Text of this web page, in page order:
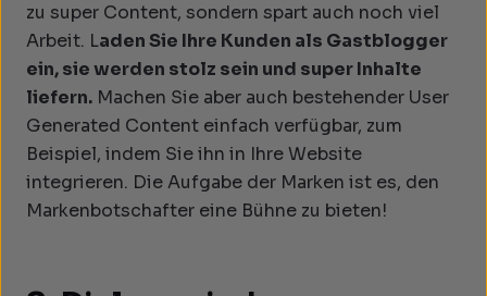
zu super Content, sondern spart auch noch viel
Arbeit. Laden Sie Ihre Kunden als Gastblogger
ein, sie werden stolz sein und super Inhalte
liefern. Machen Sie aber auch bestehender User
Generated Content einfach verfügbar, zum
Beispiel, indem Sie ihn in Ihre Website
integrieren. Die Aufgabe der Marken ist es, den
Markenbotschafter eine Bühne zu bieten!